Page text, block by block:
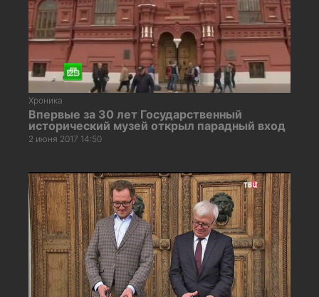
Хроника
Впервые за 30 лет Государственный
исторический музей открыл парадный вход
2 июня 2017 14:50